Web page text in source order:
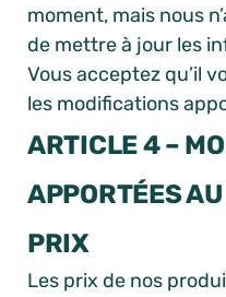
moment, mais nous
de mettre à jour les
Vous acceptez qu’il
les modifications
ARTICLE 4 –
APPORTÉES
PRIX
Les prix de nos